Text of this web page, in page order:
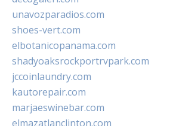
unavozparadios.com
shoes-vert.com
elbotanicopanama.com
shadyoaksrockportrvpark.com
jccoinlaundry.com
kautorepair.com
marjaeswinebar.com
elmazatlanclinton.com